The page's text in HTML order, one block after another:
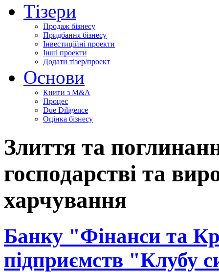
Тізери
Продаж бізнесу
Придбання бізнесу
Інвестиційні проекти
Інші проекти
Додати тізер/проект
Основи
Книги з M&A
Процес
Due Diligence
Оцінка бізнесу
Злиття та
господарстві та
харчування
Банку "Фінанси та
підприємств "Клубу